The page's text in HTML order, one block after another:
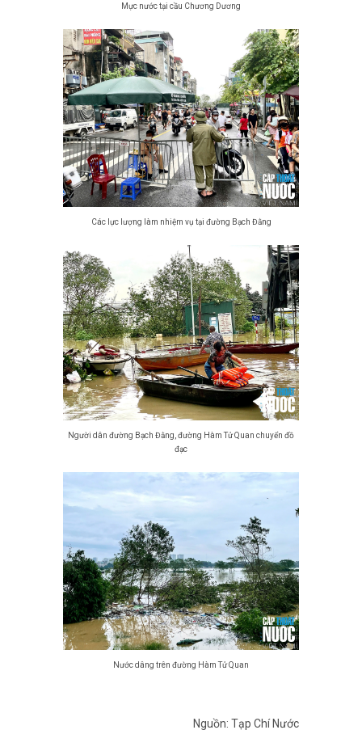
Mực nước tại cầu Chương Dương
Các lực lượng làm nhiệm vụ tại đường Bạch Đằng
Người dân đường Bạch Đằng, đường Hàm Tử Quan chuyển đồ
đạc
Nước dâng trên đường Hàm Tử Quan
Nguồn: Tạp Chí Nước